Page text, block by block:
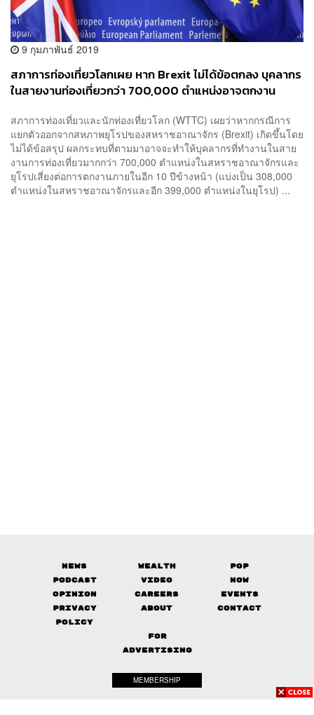
9 กุมภาพันธ์ 2019
สภาการท่องเที่ยวโลกเผย หาก Brexit ไม่ได้ข้อตกลง บุคลากร
ในสายงานท่องเที่ยวกว่า 700,000 ตำแหน่งอาจตกงาน
สภาการท่องเที่ยวและนักท่องเที่ยวโลก (WTTC) เผยว่าหากกรณีการ
แยกตัวออกจากสหภาพยุโรปของสหราชอาณาจักร (Brexit) เกิดขึ้นโดย
ไม่ได้ข้อสรุป ผลกระทบที่ตามมาอาจจะทำให้บุคลากรที่ทำงานในสาย
งานการท่องเที่ยวมากกว่า 700,000 ตำแหน่งในสหราชอาณาจักรและ
ยุโรปเสี่ยงต่อการตกงานภายในอีก 10 ปีข้างหน้า (แบ่งเป็น 308,000
ตำแหน่งในสหราชอาณาจักรและอีก 399,000 ตำแหน่งในยุโรป) ...
News Wealth
Pop
Podcast
Video
Now
Opinion
Careers
Events
Privacy
Policy
About Contact
FOR
ADVERTISING
MEMBERSHIP